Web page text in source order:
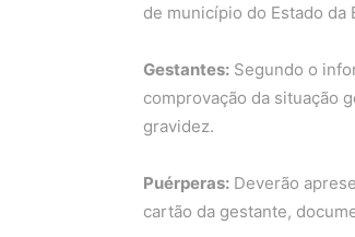
de município do Estado da
Gestantes:Segundo o
comprovação da situação
gravidez.
Puérperas:Deverão
cartão da gestante,